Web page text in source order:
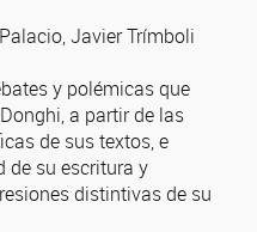
Javier Trímboli
y polémicas que
a partir de las
de sus textos, e
de su escritura y
distintivas de su